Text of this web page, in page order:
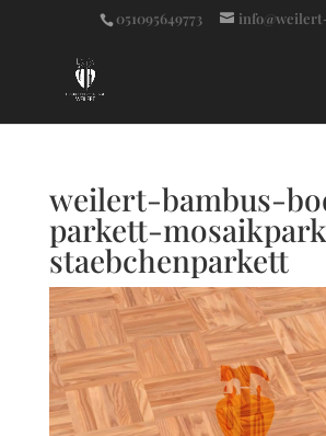
051095649773
weilert-bambus-
parkett-
staebchenparkett